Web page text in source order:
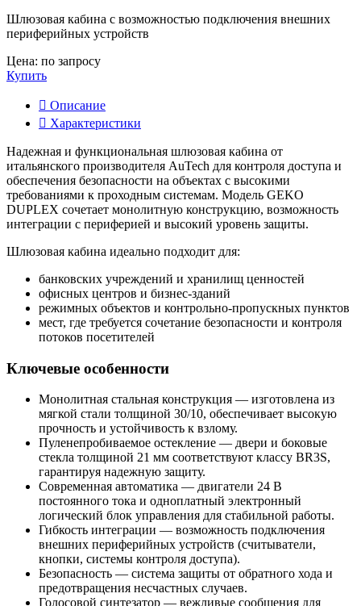
Шлюзовая кабина с возможностью подключения внешних
периферийных устройств
Цена: по запросу
Купить
Описание
Характеристики
Надежная и функциональная шлюзовая кабина от
итальянского производителя AuTech для контроля доступа и
обеспечения безопасности на объектах с высокими
требованиями к проходным системам. Модель GEKO
DUPLEX сочетает монолитную конструкцию, возможность
интеграции с периферией и высокий уровень защиты.
Шлюзовая кабина идеально подходит для:
банковских учреждений и хранилищ ценностей
офисных центров и бизнес-зданий
режимных объектов и контрольно-пропускных пунктов
мест, где требуется сочетание безопасности и контроля
потоков посетителей
Ключевые особенности
Монолитная стальная конструкция — изготовлена из
мягкой стали толщиной 30/10, обеспечивает высокую
прочность и устойчивость к взлому.
Пуленепробиваемое остекление — двери и боковые
стекла толщиной 21 мм соответствуют классу BR3S,
гарантируя надежную защиту.
Современная автоматика — двигатели 24 В
постоянного тока и одноплатный электронный
логический блок управления для стабильной работы.
Гибкость интеграции — возможность подключения
внешних периферийных устройств (считыватели,
кнопки, системы контроля доступа).
Безопасность — система защиты от обратного хода и
предотвращения несчастных случаев.
Голосовой синтезатор — вежливые сообщения для